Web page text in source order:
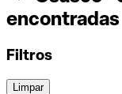
encontradas
Filtros
Limpar